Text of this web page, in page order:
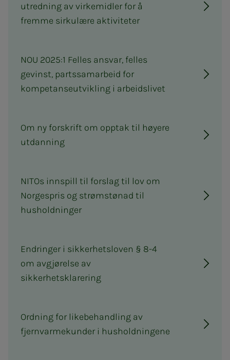
utredning av virkemidler for å
fremme sirkulære aktiviteter
NOU 2025:1 Felles ansvar, felles
gevinst, partssamarbeid for
kompetanseutvikling i arbeidslivet
Om ny forskrift om opptak til høyere
utdanning
NITOs innspill til forslag til lov om
Norgespris og strømstønad til
husholdninger
Endringer i sikkerhetsloven § 8-4
om avgjørelse av
sikkerhetsklarering
Ordning for likebehandling av
fjernvarmekunder i husholdningene